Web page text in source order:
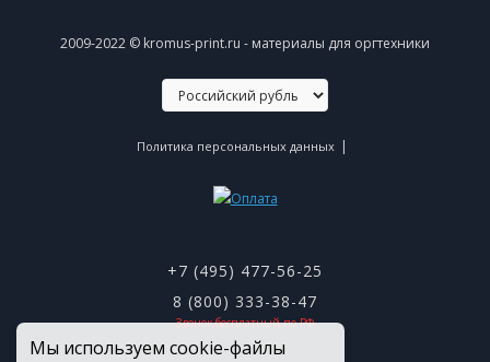
2009-2022 © kromus-print.ru - материалы для оргтехники
Политика персональных данных |
+7 (495) 477-56-25
8 (800) 333-38-47
Звонок бесплатный по РФ
Мы используем cookie-файлы